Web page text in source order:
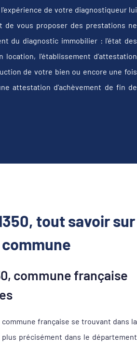
de votre diagnostiqueur lui
de vous proposer des prestations ne
du diagnostic immobilier : l'état des
location, l'établissement d’attestation
de votre bien ou encore une fois
attestation d'achèvement de fin de
tout savoir sur
commune française
commune française se trouvant dans la
précisément dans le département